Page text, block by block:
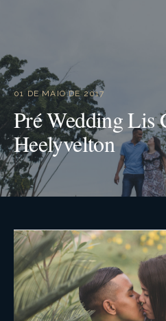
01 DE MAIO DE 2017
Pré Wedding Lis
Heelyvelton